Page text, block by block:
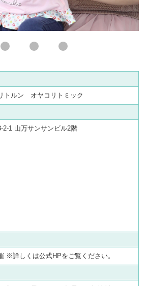
トルン オヤコリトミック
2-1 山万サンサンビル2階
※詳しくは公式HPをご覧ください。